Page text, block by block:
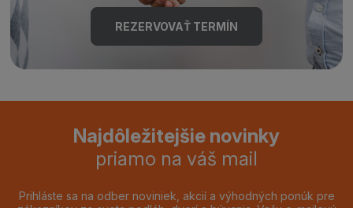
REZERVOVAŤ TERMÍN
Najdôležitejšie novinky
priamo na váš mail
Prihláste sa na odber noviniek, akcií a výhodných ponúk pre